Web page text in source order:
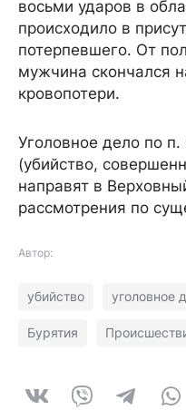
восьми ударов в
происходило в
потерпевшего. От
мужчина скончался
кровопотери.
Уголовное дело по
(убийство,
направят в
рассмотрения по
Автор:
убийство уголовное
Бурятия